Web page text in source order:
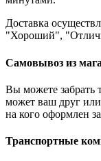
Доставка
"Хороший",
Самовывоз из
Вы можете забрать
может ваш друг
на кого оформлен
Транспортные